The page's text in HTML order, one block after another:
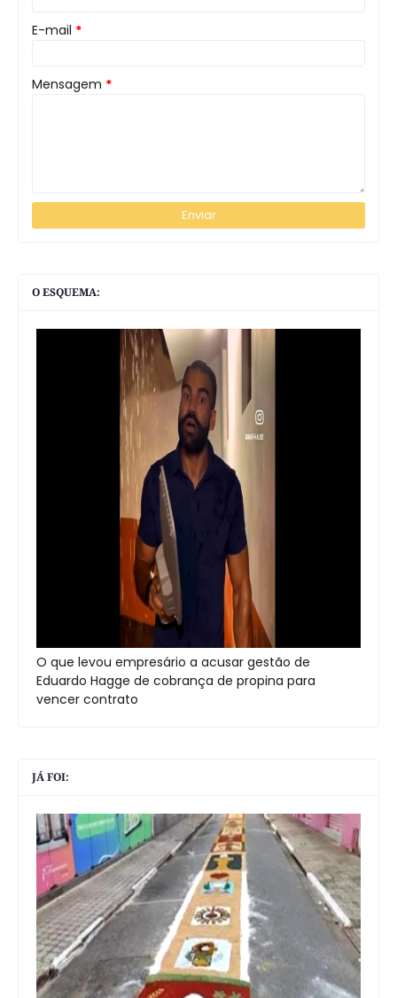
E-mail *
Mensagem *
O ESQUEMA:
O que levou empresário a acusar gestão de
Eduardo Hagge de cobrança de propina para
vencer contrato
JÁ FOI: